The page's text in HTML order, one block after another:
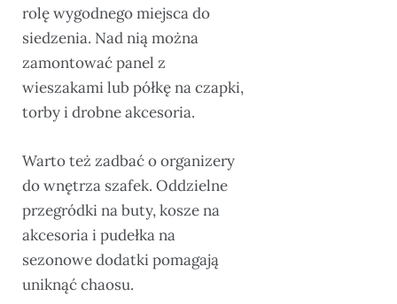
rolę wygodnego miejsca do
siedzenia. Nad nią można
zamontować panel z
wieszakami lub półkę na czapki,
torby i drobne akcesoria.
Warto też zadbać o organizery
do wnętrza szafek. Oddzielne
przegródki na buty, kosze na
akcesoria i pudełka na
sezonowe dodatki pomagają
uniknąć chaosu.